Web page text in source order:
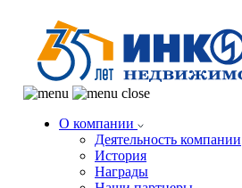
О компании
Деятельность компании
История
Награды